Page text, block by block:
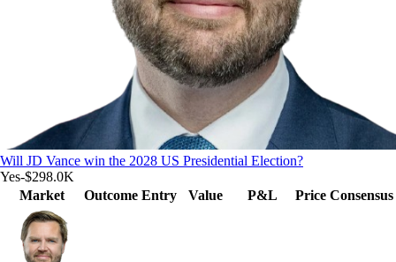
Will JD Vance win the 2028 US Presidential Election?
Yes-$298.0K
Market
Outcome Entry Value P&L Price Consensus